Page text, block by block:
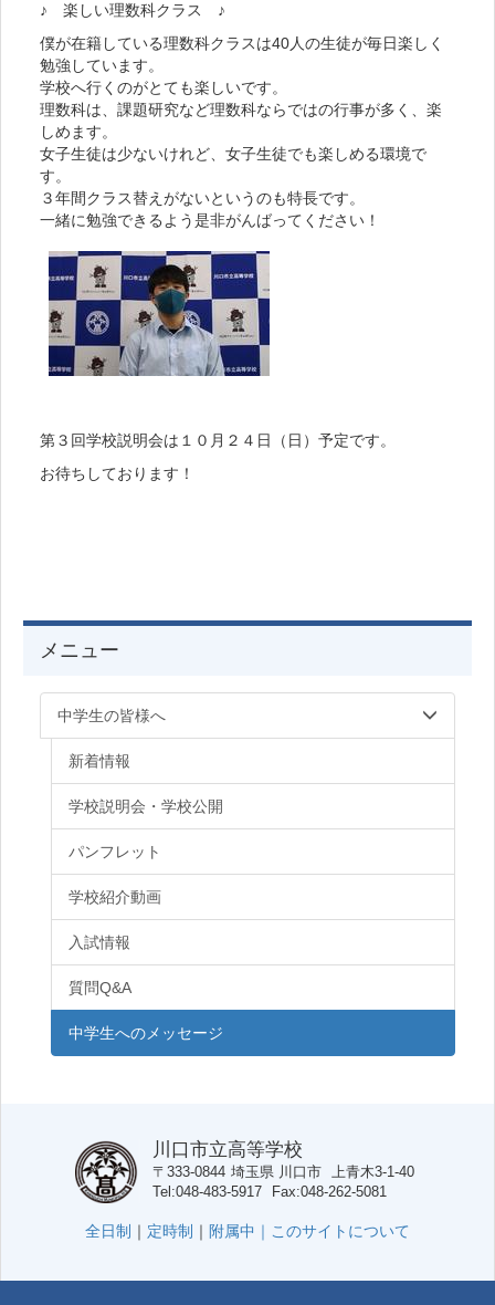
♪ 楽しい理数科クラス ♪
僕が在籍している理数科クラスは40人の生徒が毎日楽しく
勉強しています。
学校へ行くのがとても楽しいです。
理数科は、課題研究など理数科ならではの行事が多く、楽
しめます。
女子生徒は少ないけれど、女子生徒でも楽しめる環境で
す。
３年間クラス替えがないというのも特長です。
一緒に勉強できるよう是非がんばってください！
第３回学校説明会は１０月２４日（日）予定です。
お待ちしております！
メニュー
中学生の皆様へ
新着情報
学校説明会・学校公開
パンフレット
学校紹介動画
入試情報
質問Q&A
中学生へのメッセージ
川口市立高等学校
〒333-0844 埼玉県 川口市 上青木3-1-40
Tel 048-483-5917 Fax 048-262-5081
全日制 ｜ 定時制 ｜ 附属中｜ このサイトについて